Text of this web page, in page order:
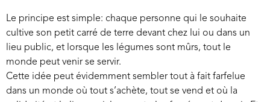
Le principe est simple: chaque personne qui le souhaite
cultive son petit carré de terre devant chez lui ou dans un
lieu public, et lorsque les légumes sont mûrs, tout le
monde peut venir se servir.
Cette idée peut évidemment sembler tout à fait farfelue
dans un monde où tout s’achète, tout se vend et où la